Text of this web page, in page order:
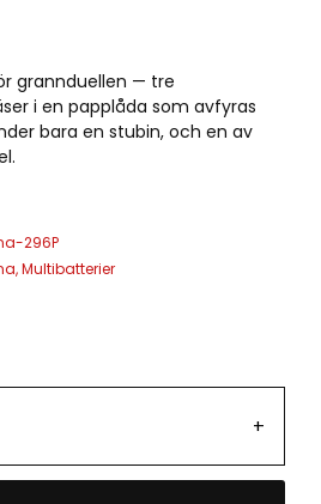
grannduellen — tre
i en papplåda som avfyras
bara en stubin, och en av
296P
,Multibatterier
+